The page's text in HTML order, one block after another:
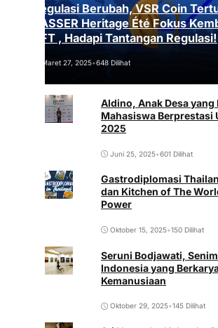
Regulasi Berubah, VSR Coin
VASSER Heritage Été Fokus
NFT , Hadapi Tantangan Regulasi!
Maret 27, 2025•648 Dilihat
Aldino, Anak Desa yang
Mahasiswa Berprestasi
2025
Juni 25, 2025•601 Dilihat
Gastrodiplomasi
dan Kitchen of The
Power
Oktober 15, 2025•150 Dilihat
Seruni Bodjawati,
Indonesia yang
Kemanusiaan
Oktober 29, 2025•145 Dilihat